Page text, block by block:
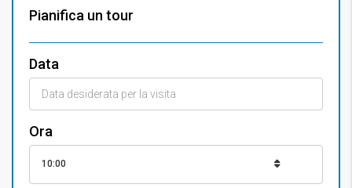
Pianifica un tour
Data
Ora
10:00